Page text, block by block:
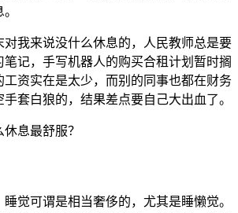
对我来说没什么休息的，人民教师总是要
记，手写机器人的购买合租计划暂时搁
工资实在是太少，而别的同事也都在财务
套白狼的，结果差点要自己大出血了。
息最舒服？
觉可谓是相当奢侈的，尤其是睡懒觉。